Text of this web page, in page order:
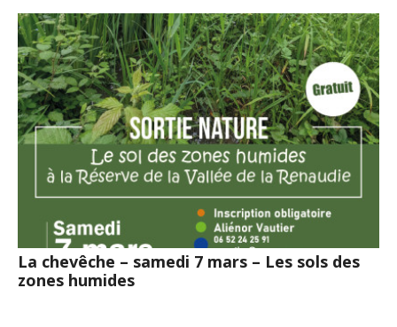
La chevêche – samedi 7 mars – Les sols des
zones humides